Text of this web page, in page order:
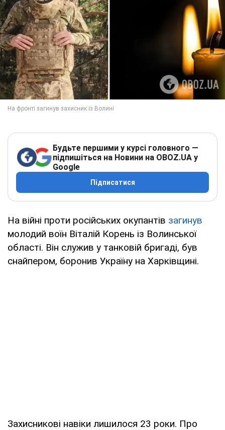
Будьте першими у курсі головного —
підпишіться на Новини на OBOZ.UA у
Google
Підписатися
На війні проти російських окупантів загинув
молодий воїн Віталій Корень із Волинської
області. Він служив у танковій бригаді, був
снайпером, боронив Україну на Харківщині.
Захисникові навіки лишилося 23 роки. Про